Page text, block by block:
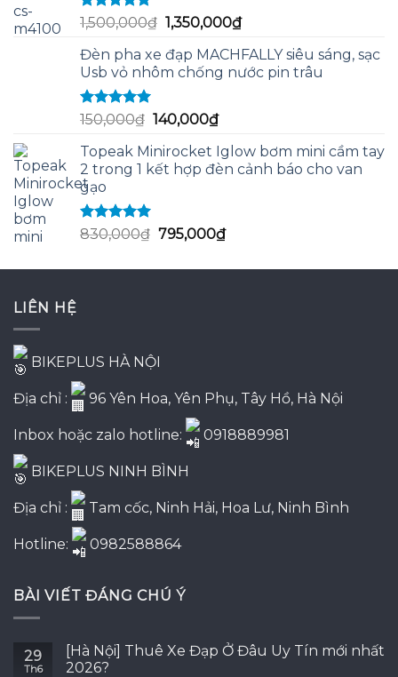
Được xếp
hạng
5.00
sao
1,500,000₫ Giá
là:
1,500,000₫.
1,350,000₫Giá
tại
là:
Đèn pha xe đạp MACHFALLY siêu sáng, sạc
Usb vỏ nhôm chống nước pin trâu
Được xếp
hạng
sao
150,000₫ Giá
là:
150,000₫.
140,000₫Giá
tại
là:
Topeak Minirocket Iglow bơm mini cầm tay
2 trong 1 kết hợp đèn cảnh báo cho van
gạo
Được xếp
hạng
830,000₫ Giá
là:
795,000₫Giá
tại
LIÊN HỆ
BIKEPLUS HÀ NỘI
Địa chỉ : 96 Yên Hoa, Yên Phụ, Tây Hồ, Hà Nội
Inbox hoặc zalo hotline: 0918889981
BIKEPLUS NINH BÌNH
Địa chỉ : Tam cốc, Ninh Hải, Hoa Lư, Ninh Bình
Hotline: 0982588864
BÀI VIẾT ĐÁNG CHÚ Ý
29
Th6
[Hà Nội] Thuê Xe Đạp Ở Đâu Uy Tín mới nhất
2026?